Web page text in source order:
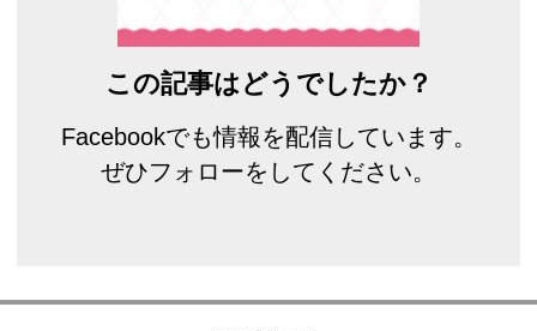
この記事はどうでしたか？
Facebookでも情報を配信しています。
ぜひフォローをしてください。